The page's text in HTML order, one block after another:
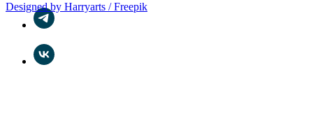
Designed by Harryarts / Freepik